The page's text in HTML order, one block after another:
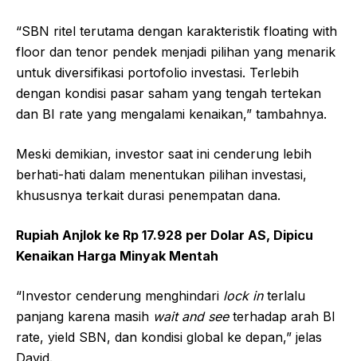
“SBN ritel terutama dengan karakteristik floating with
floor dan tenor pendek menjadi pilihan yang menarik
untuk diversifikasi portofolio investasi. Terlebih
dengan kondisi pasar saham yang tengah tertekan
dan BI rate yang mengalami kenaikan,” tambahnya.
Meski demikian, investor saat ini cenderung lebih
berhati-hati dalam menentukan pilihan investasi,
khususnya terkait durasi penempatan dana.
Rupiah Anjlok ke Rp 17.928 per Dolar AS, Dipicu
Kenaikan Harga Minyak Mentah
“Investor cenderung menghindari lock interlalu
panjang karena masih wait and seeterhadap arah BI
rate, yield SBN, dan kondisi global ke depan,” jelas
David.